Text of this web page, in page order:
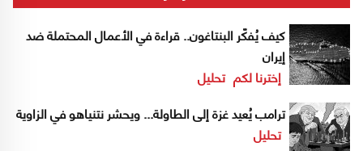
كيف يُفكّر البنتاغون.. قراءة في الأعمال المحتملة ضد
إيران
إخترنا لكم تحليل
ترامب يُعيد غزة إلى الطاولة... ويحشر نتنياهو في الزاوية
تحليل